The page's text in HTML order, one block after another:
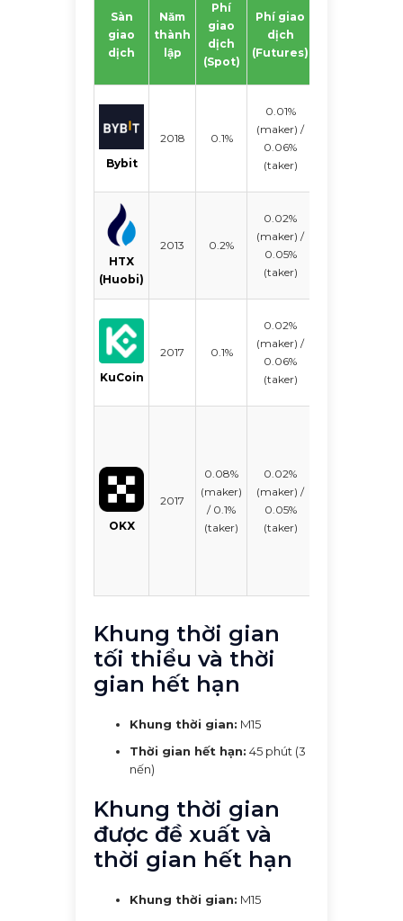
Sàn
giao
dịch
Năm
thành
lập
Phí
giao
dịch
(Spot)
Phí giao
dịch
(Futures)
Bybit
2018 0.1%
0.01%
(maker) /
0.06%
(taker)
HTX
(Huobi)
2013 0.2%
0.02%
(maker) /
0.05%
(taker)
KuCoin
2017 0.1%
0.02%
(maker) /
0.06%
(taker)
OKX
2017
0.08%
(maker)
/ 0.1%
(taker)
0.02%
(maker) /
0.05%
(taker)
Khung thời gian
tối thiểu và thời
gian hết hạn
Khung thời gian: M15
Thời gian hết hạn: 45 phút (3
nến)
Khung thời gian
được đề xuất và
thời gian hết hạn
Khung thời gian: M15